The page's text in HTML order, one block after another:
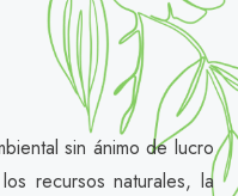
sin ánimo de lucro
recursos naturales, la